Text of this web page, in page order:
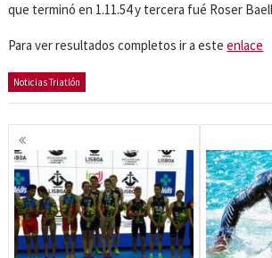
que terminó en 1.11.54 y tercera fué Roser
Para ver resultados completos ir a esteenlace
Noticias Triatlón
Navegación
de
entradas